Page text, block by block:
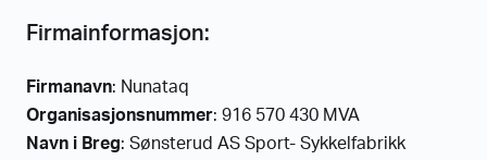
Firmainformasjon:
Firmanavn: Nunataq
Organisasjonsnummer: 916 570 430 MVA
Navn i Breg: Sønsterud AS Sport- Sykkelfabrikk